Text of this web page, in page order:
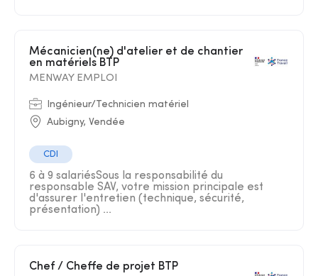
Mécanicien(ne) d'atelier et de chantier
en matériels BTP
MENWAY EMPLOI
Ingénieur/Technicien matériel
Aubigny, Vendée
CDI
6 à 9 salariésSous la responsabilité du
responsable SAV, votre mission principale est
d'assurer l'entretien (technique, sécurité,
présentation) ...
Chef / Cheffe de projet BTP